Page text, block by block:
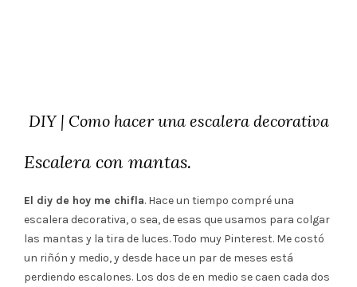
DIY | Como hacer una escalera decorativa
Escalera con mantas.
El diy de hoy me chifla. Hace un tiempo compré una
escalera decorativa, o sea, de esas que usamos para colgar
las mantas y la tira de luces. Todo muy Pinterest. Me costó
un riñón y medio, y desde hace un par de meses está
perdiendo escalones. Los dos de en medio se caen cada dos